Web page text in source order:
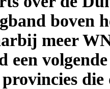
boven
meer
een